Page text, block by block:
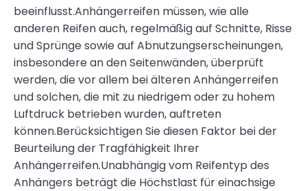
beeinflusst.Anhängerreifen müssen, wie alle
anderen Reifen auch, regelmäßig auf Schnitte, Risse
und Sprünge sowie auf Abnutzungserscheinungen,
insbesondere an den Seitenwänden, überprüft
werden, die vor allem bei älteren Anhängerreifen
und solchen, die mit zu niedrigem oder zu hohem
Luftdruck betrieben wurden, auftreten
können.Berücksichtigen Sie diesen Faktor bei der
Beurteilung der Tragfähigkeit Ihrer
Anhängerreifen.Unabhängig vom Reifentyp des
Anhängers beträgt die Höchstlast für einachsige